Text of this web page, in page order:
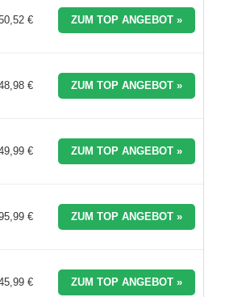
€ ZUM TOP ANGEBOT »
€ ZUM TOP ANGEBOT »
€ ZUM TOP ANGEBOT »
€ ZUM TOP ANGEBOT »
€ ZUM TOP ANGEBOT »